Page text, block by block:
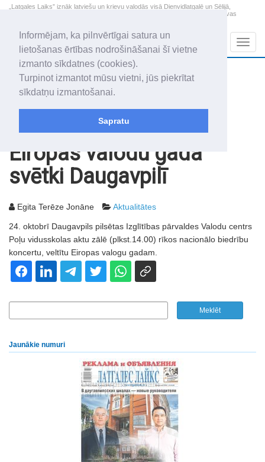
Informējam, ka pilnvērtīgai satura un
lietošanas ērtības nodrošināšanai šī vietne
izmanto sīkdatnes (cookies).
Turpinot izmantot mūsu vietni, jūs piekrītat
sīkdatņu izmantošanai.
Sapratu
„Latgales Laiks” iznāk latviešu un krievu valodās visā Dienvidlatgalē un Sēlijā,
„Latgales Laiks” latviešu valodā aptver Daugavpils valstspilsētu, Augšdaugavas
2026. gada 9. augusts
Svētdiena
Genovefa, Genoveva, Madara
+20.3
Eiropas valodu gada
svētki Daugavpilī
Egita Terēze Jonāne Aktualitātes
24. oktobrī Daugavpils pilsētas Izglītības pārvaldes Valodu centrs
Poļu vidusskolas aktu zālē (plkst.14.00) rīkos nacionālo biedrību
koncertu, veltītu Eiropas valogu gadam.
Jaunākie numuri